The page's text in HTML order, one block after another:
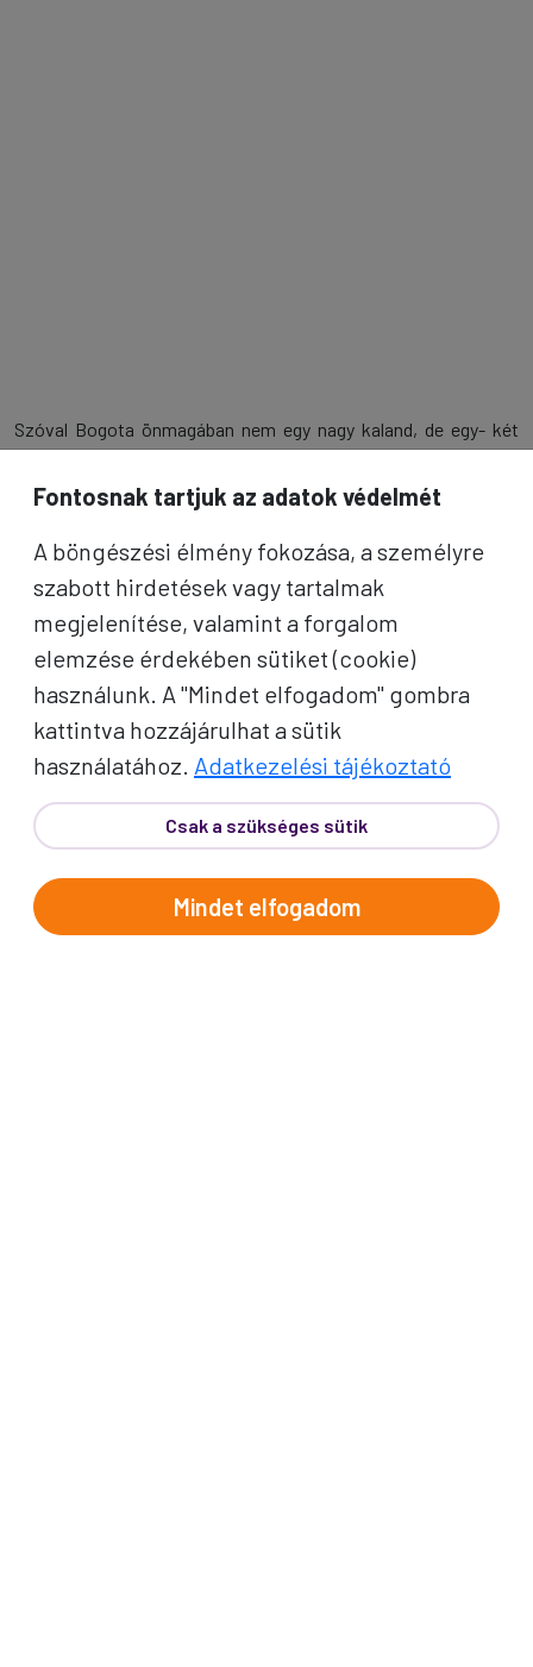
Szóval Bogota önmagában nem egy nagy kaland, de egy- két
kellemes napot el lehet itt tölteni. Mi is ennyit töltöttünk, mely
során kb. 8 szállodát is megnéztünk. Ezekről majd később.
Sok ilyen faerkélyes ház van Kolumbiában
Fontosnak tartjuk az adatok védelmét
A böngészési élmény fokozása, a személyre
szabott hirdetések vagy tartalmak
megjelenítése, valamint a forgalom
elemzése érdekében sütiket (cookie)
használunk. A "Mindet elfogadom" gombra
kattintva hozzájárulhat a sütik
használatához. Adatkezelési tájékoztató
Csak a szükséges sütik
Mindet elfogadom